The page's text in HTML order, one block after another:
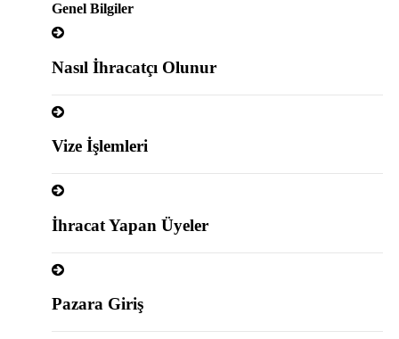
Genel Bilgiler
Nasıl İhracatçı Olunur
Vize İşlemleri
İhracat Yapan Üyeler
Pazara Giriş